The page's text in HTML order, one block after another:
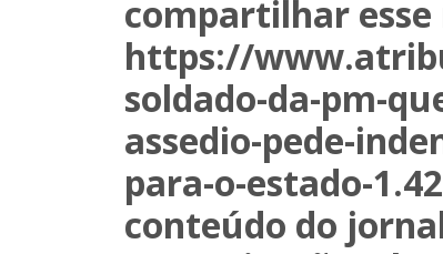
compartilhar
https://
soldado-da-pm-
assedio-pede-
para-o-estado-
conteúdo do